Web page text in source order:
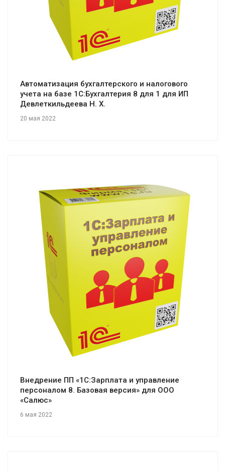
Автоматизация бухгалтерского и налогового
учета на базе 1С:Бухгалтерия 8 для 1 для ИП
Девлеткильдеева Н. Х.
20 мая 2022
Смотреть проект
Внедрение ПП «1С:Зарплата и управление
персоналом 8. Базовая версия» для ООО
«Салюс»
6 мая 2022